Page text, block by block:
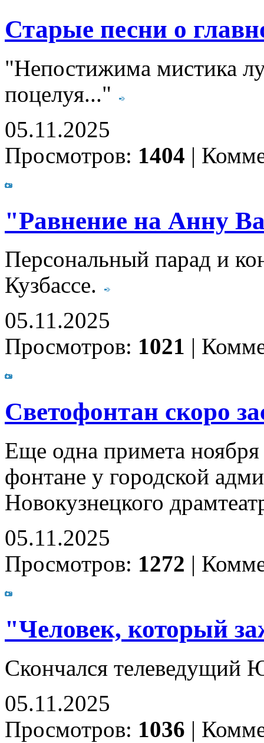
Старые песни о
"Непостижима мистика
поцелуя..."
05.11.2025
Просмотров: 1404 |
"Равнение на Анну
Персональный парад и
Кузбассе.
05.11.2025
Просмотров: 1021 |
Светофонтан скоро
Еще одна примета ноября
фонтане у городской
Новокузнецкого
05.11.2025
Просмотров: 1272 |
"Человек, который
Скончался телеведущий
05.11.2025
Просмотров: 1036 |